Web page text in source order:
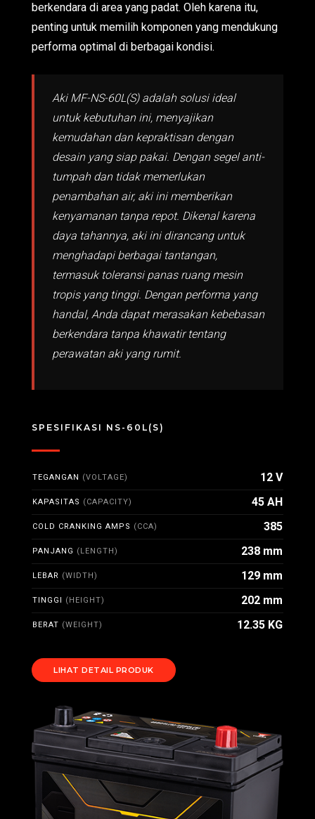
berkendara di area yang padat. Oleh karena itu,
penting untuk memilih komponen yang mendukung
performa optimal di berbagai kondisi.
Aki MF-NS-60L(S) adalah solusi ideal
untuk kebutuhan ini, menyajikan
kemudahan dan kepraktisan dengan
desain yang siap pakai. Dengan segel anti-
tumpah dan tidak memerlukan
penambahan air, aki ini memberikan
kenyamanan tanpa repot. Dikenal karena
daya tahannya, aki ini dirancang untuk
menghadapi berbagai tantangan,
termasuk toleransi panas ruang mesin
tropis yang tinggi. Dengan performa yang
handal, Anda dapat merasakan kebebasan
berkendara tanpa khawatir tentang
perawatan aki yang rumit.
SPESIFIKASI NS-60L(S)
TEGANGAN (VOLTAGE) 12 V
KAPASITAS (CAPACITY) 45 AH
COLD CRANKING AMPS (CCA) 385
PANJANG (LENGTH) 238 mm
LEBAR (WIDTH) 129 mm
TINGGI (HEIGHT) 202 mm
BERAT (WEIGHT) 12.35 KG
LIHAT DETAIL PRODUK